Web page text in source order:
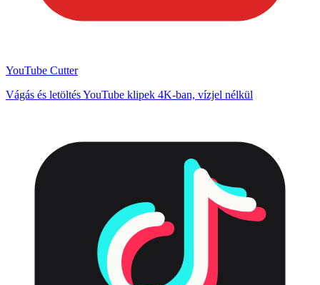
YouTube Cutter
Vágás és letöltés YouTube klipek 4K-ban, vízjel nélkül